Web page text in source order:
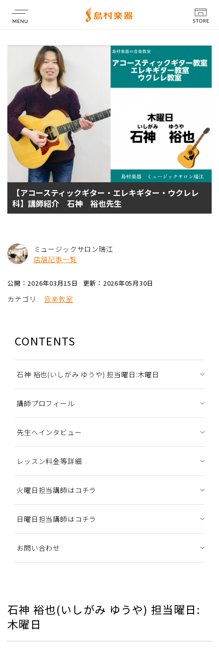
店舗情報
【アコースティックギター・エレキギター・ウクレレ
科】講師紹介 石神 裕也先生
ミュージックサロン瑞江
店舗記事一覧
公開：2026年03月15日 更新：2026年05月30日
カテゴリ 音楽教室
CONTENTS
石神 裕也(いしがみ ゆうや) 担当曜日:木曜日
講師プロフィール
先生へインタビュー
レッスン料金等詳細
火曜日担当講師はコチラ
日曜日担当講師はコチラ
お問い合わせ
石神 裕也(いしがみ ゆうや) 担当曜日:
木曜日